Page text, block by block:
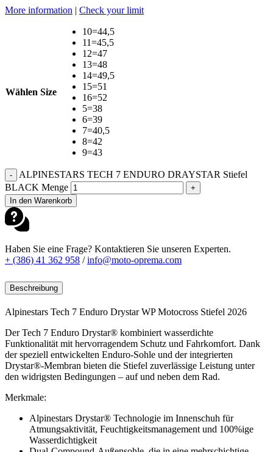
More information | Check your limit
Wählen Size
10=44,5
11=45,5
12=47
13=48
14=49,5
15=51
16=52
5=38
6=39
7=40,5
8=42
9=43
-
ALPINESTARS TECH 7 ENDURO DRAYSTAR Stiefel
BLACK Menge
+
In den Warenkorb
Haben Sie eine Frage? Kontaktieren Sie unseren Experten.
+ (386) 41 362 958 /info@moto-oprema.com
Beschreibung
Alpinestars Tech 7 Enduro Drystar WP Motocross Stiefel 2026
Der Tech 7 Enduro Drystar® kombiniert wasserdichte
Funktionalität mit hervorragendem Schutz und Fahrkomfort. Dank
der speziell entwickelten Enduro-Sohle und der integrierten
Drystar®-Membran bieten die Stiefel zuverlässige Leistung unter
den widrigsten Bedingungen – auf und neben dem Rad.
Merkmale:
Alpinestars Drystar® Technologie im Innenschuh für
Atmungsaktivität, Feuchtigkeitsmanagement und 100%ige
Wasserdichtigkeit